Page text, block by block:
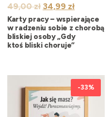
49,00zł Pierwotna
cena
wynosiła:
49,00 zł.
34,99 złAktualna
cena
wynosi:
34,99 zł.
Karty pracy – wspierające
w radzeniu sobie z chorobą
bliskiej osoby „Gdy
ktoś bliski choruje”
-33%